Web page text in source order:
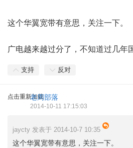
这个华翼宽带有意思，关注一下。
广电越来越过分了，不知道过几年
支持 反对
点击重新加载老周部落
2014-10-11 17:15:03
jaycty 发表于 2014-10-7 10:35
这个华翼宽带有意思，关注一下。